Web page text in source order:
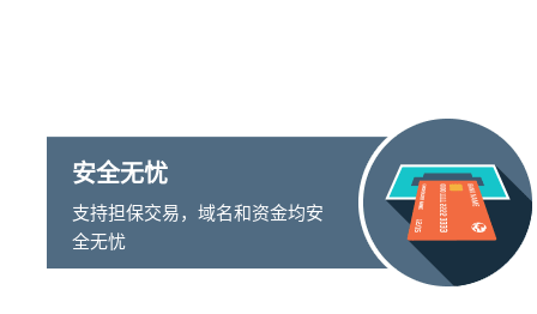
安全无忧
支持担保交易，域名和资金均安
全无忧